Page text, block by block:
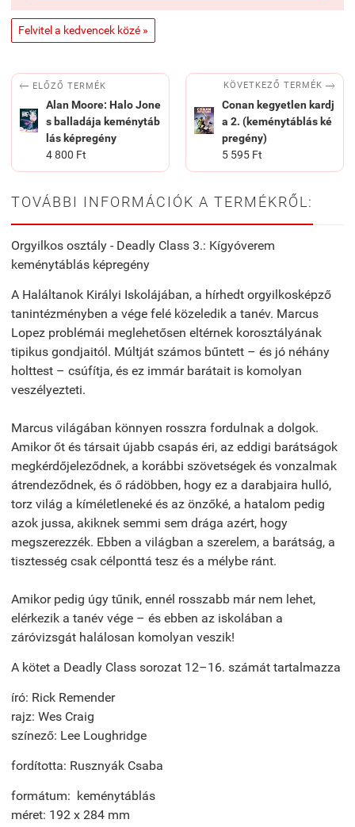
Felvitel a kedvencek közé »
 ELŐZŐ TERMÉK
Alan Moore: Halo Jone
s balladája keménytáb
lás képregény
4 800 Ft
KÖVETKEZŐ TERMÉK 
Conan kegyetlen kardj
a 2. (keménytáblás ké
pregény)
5 595 Ft
TOVÁBBI INFORMÁCIÓK A TERMÉKRŐL:
Orgyilkos osztály - Deadly Class 3.: Kígyóverem
keménytáblás képregény
A Haláltanok Királyi Iskolájában, a hírhedt orgyilkosképző
tanintézményben a vége felé közeledik a tanév. Marcus
Lopez problémái meglehetősen eltérnek korosztályának
tipikus gondjaitól. Múltját számos bűntett – és jó néhány
holttest – csúfítja, és ez immár barátait is komolyan
veszélyezteti.
Marcus világában könnyen rosszra fordulnak a dolgok.
Amikor őt és társait újabb csapás éri, az eddigi barátságok
megkérdőjeleződnek, a korábbi szövetségek és vonzalmak
átrendeződnek, és ő rádöbben, hogy ez a darabjaira hulló,
torz világ a kíméletleneké és az önzőké, a hatalom pedig
azok jussa, akiknek semmi sem drága azért, hogy
megszerezzék. Ebben a világban a szerelem, a barátság, a
tisztesség csak célponttá tesz és a mélybe ránt.
Amikor pedig úgy tűnik, ennél rosszabb már nem lehet,
elérkezik a tanév vége – és ebben az iskolában a
záróvizsgát halálosan komolyan veszik!
A kötet a Deadly Class sorozat 12–16. számát tartalmazza
író: Rick Remender
rajz: Wes Craig
színező: Lee Loughridge
fordította: Rusznyák Csaba
formátum: keménytáblás
méret: 192 x 284 mm